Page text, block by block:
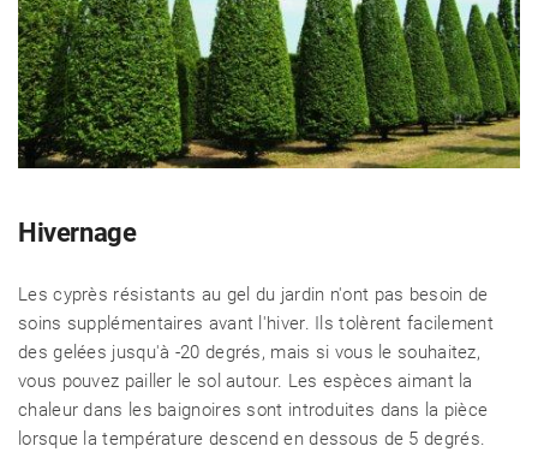
Hivernage
Les cyprès résistants au gel du jardin n'ont pas besoin de
soins supplémentaires avant l'hiver. Ils tolèrent facilement
des gelées jusqu'à -20 degrés, mais si vous le souhaitez,
vous pouvez pailler le sol autour. Les espèces aimant la
chaleur dans les baignoires sont introduites dans la pièce
lorsque la température descend en dessous de 5 degrés.